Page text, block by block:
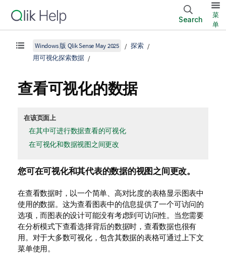
Search
菜
单
Windows 版 Qlik Sense May 2025
探索
用可视化探索数据
查看可视化的数据
在该页面上
在其中可进行数据查看的可视化
在可视化和数据视图之间更改
您可在可视化和其代表的数据的视图之间更改。
在查看数据时，以一个简单、高对比度的表格显示图表中
使用的数据。这为查看图表中的信息提供了一个可访问的
选项，而图表的设计可能没有考虑到可访问性。当您需要
在分析模式下查看选择背后的数据时，查看数据也很有
用。对于大多数可视化，包含其数据的表格可通过上下文
菜单使用。